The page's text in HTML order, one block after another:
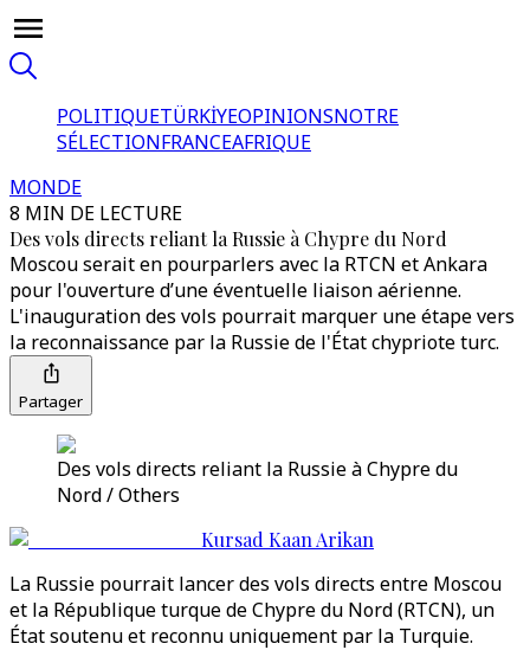
POLITIQUETÜRKİYEOPINIONSNOTRE
SÉLECTIONFRANCEAFRIQUE
MONDE
8 MIN DE LECTURE
Des vols directs reliant la Russie à Chypre du Nord
Moscou serait en pourparlers avec la RTCN et Ankara
pour l'ouverture d’une éventuelle liaison aérienne.
L'inauguration des vols pourrait marquer une étape vers
la reconnaissance par la Russie de l'État chypriote turc.
Partager
Des vols directs reliant la Russie à Chypre du
Nord / Others
Kursad Kaan Arikan
La Russie pourrait lancer des vols directs entre Moscou
et la République turque de Chypre du Nord (RTCN), un
État soutenu et reconnu uniquement par la Turquie.